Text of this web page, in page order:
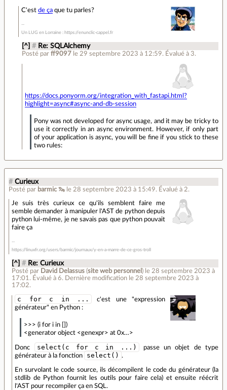
C'estde ça que tu parles?
Un LUG en Lorraine : https://enunclic-cappel.fr
[^] # Re: SQLAlchemy
Posté par ff9097 le 29 septembre 2023 à 12:59. Évalué à 3.
https://docs.ponyorm.org/integration_with_fastapi.html?
highlight=async#async-and-db-session
Pony was not developed for async usage, and it may be tricky to
use it correctly in an async environment. However, if only part
of your application is async, you will be fine if you stick to these
two rules:
# Curieux
Posté par barmic 🦦 le 28 septembre 2023 à 15:49. Évalué à 2.
Je suis très curieux ce qu'ils semblent faire me
semble demander à manipuler l'AST de python depuis
python lui-même, je ne savais pas que python pouvait
faire ça
https://linuxfr.org/users/barmic/journaux/y-en-a-marre-de-ce-gros-troll
[^] # Re: Curieux
Posté par David Delassus (site web personnel ) le 28 septembre 2023 à
17:01 . Évalué à6. Dernière modification le 28 septembre 2023 à
17:02.
c for c in ...
c'est une "expression
générateur" en Python :
>>> (i for i in [])
<generator object <genexpr> at 0x…>
Donc select(c for c in ...)
passe un objet de type
générateur à la fonction
select() .
En survolant le code source, ils décompilent le code du générateur (la
stdlib de Python fournit les outils pour faire cela) et ensuite réécrit
l'AST pour recompiler ça en SQL.